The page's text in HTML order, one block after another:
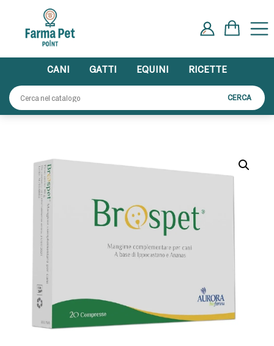
content
CANI GATTI EQUINI
RICETTE
CERCA